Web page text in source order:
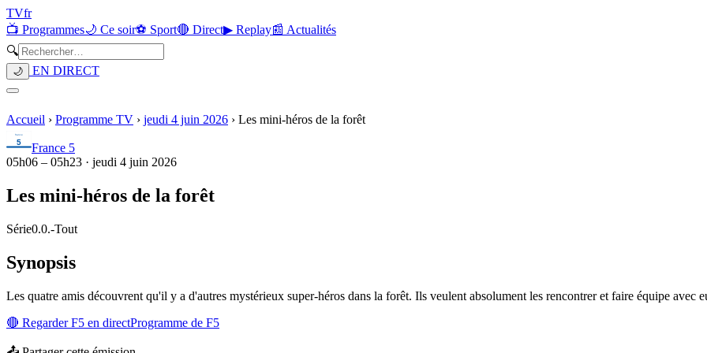
TVfr
📺 Programmes🌙 Ce soir⚽ Sport🔴 Direct▶ Replay📰 Actualités
🔍
🌙 EN DIRECT
Accueil › Programme TV › jeudi 4 juin 2026 › Les mini-héros de la forêt
France 5
05h06 – 05h23 · jeudi 4 juin 2026
Les mini-héros de la forêt
Série0.0.-Tout
Synopsis
Les quatre amis découvrent qu'il y a d'autres mystérieux super-héros dans la forêt. Ils veulent absolument les rencontrer et faire équipe avec
🔴 RegarderF5 en directProgramme de F5